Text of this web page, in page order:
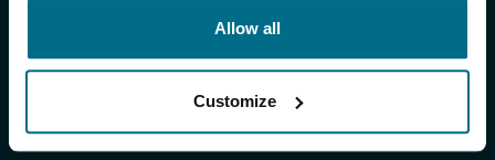
Allow all
Customize
PRODUITS & SERVICES
Fabricants